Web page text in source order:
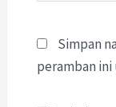
Simpan
peramban